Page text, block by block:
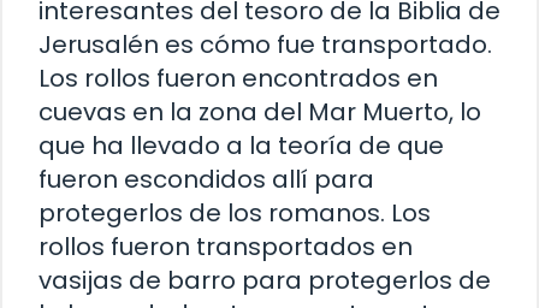
interesantes del tesoro de la Biblia de
Jerusalén es cómo fue transportado.
Los rollos fueron encontrados en
cuevas en la zona del Mar Muerto, lo
que ha llevado a la teoría de que
fueron escondidos allí para
protegerlos de los romanos. Los
rollos fueron transportados en
vasijas de barro para protegerlos de